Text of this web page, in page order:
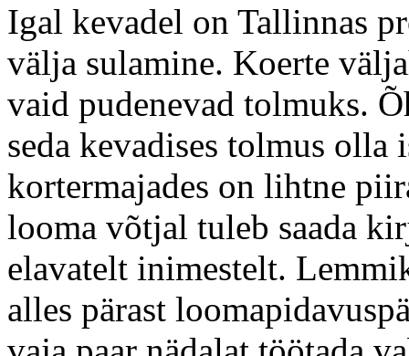
Igal kevadel on Tallinnas
välja sulamine. Koerte
vaid pudenevad tolmuks.
seda kevadises tolmus
kortermajades on lihtne
looma võtjal tuleb saada
elavatelt inimestelt.
alles pärast